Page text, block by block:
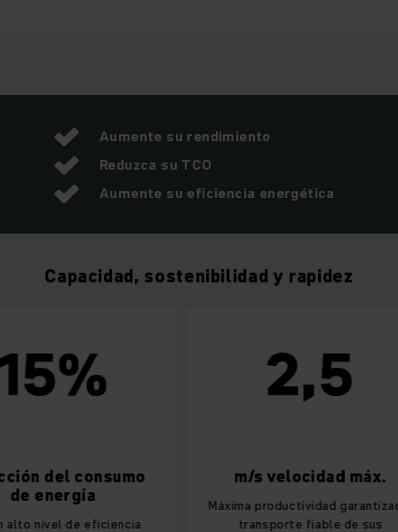
Aumente su rendimiento
Reduzca su TCO
Aumente su eficiencia energética
Capacidad, sostenibilidad y rapidez
consumo
de eficiencia
2,5
m/s velocidad máx.
Máxima productividad garantizada:
transporte fiable de sus